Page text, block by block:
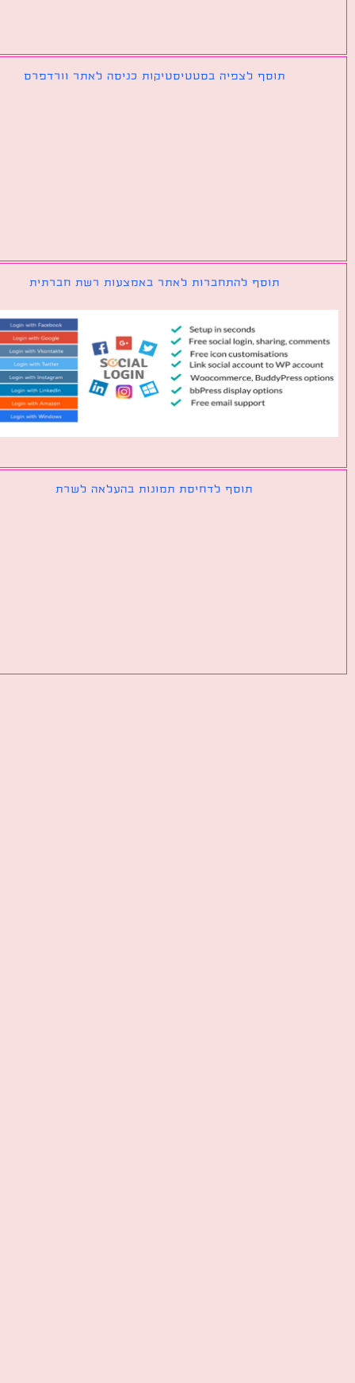
תוסף לצפיה בסטטיסטיקות כניסה לאתר וורדפרס
תוסף להתחברות לאתר באמצעות רשת חברתית
תוסף לדחיסת תמונות בהעלאה לשרת